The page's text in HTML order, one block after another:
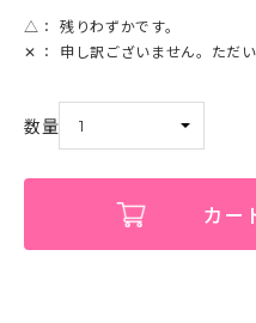
△
残りわずかです。
✕
申し訳ございません。ただ
カー